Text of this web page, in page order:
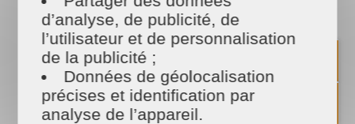
Ménage
régulier
d’analyse, de publicité, de
l’utilisateur et de personnalisation
de la publicité ;
Données de géolocalisation
précises et identification par
analyse de l’appareil.